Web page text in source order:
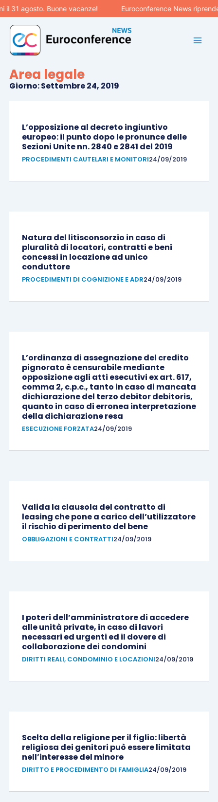
Vai
al
contenuto
31 agosto. Buone vacanze! Euroconference News
Area legale
Giorno: Settembre 24, 2019
L’opposizione al decreto ingiuntivo
europeo: il punto dopo le pronunce delle
Sezioni Unite nn. 2840 e 2841 del 2019
PROCEDIMENTI CAUTELARI E MONITORI24/09/2019
Natura del litisconsorzio in caso di
pluralità di locatori, contratti e beni
concessi in locazione ad unico
conduttore
PROCEDIMENTI DI COGNIZIONE E ADR24/09/2019
L’ordinanza di assegnazione del credito
pignorato è censurabile mediante
opposizione agli atti esecutivi ex art. 617,
comma 2, c.p.c., tanto in caso di mancata
dichiarazione del terzo debitor debitoris,
quanto in caso di erronea interpretazione
della dichiarazione resa
ESECUZIONE FORZATA24/09/2019
Valida la clausola del contratto di
leasing che pone a carico dell’utilizzatore
il rischio di perimento del bene
OBBLIGAZIONI E CONTRATTI24/09/2019
I poteri dell’amministratore di accedere
alle unità private, in caso di lavori
necessari ed urgenti ed il dovere di
collaborazione dei condomini
DIRITTI REALI, CONDOMINIO E LOCAZIONI24/09/2019
Scelta della religione per il figlio: libertà
religiosa dei genitori può essere limitata
nell’interesse del minore
DIRITTO E PROCEDIMENTO DI FAMIGLIA24/09/2019